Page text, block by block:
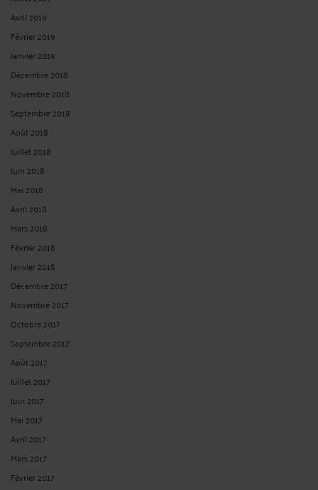
Avril 2019
Février 2019
Janvier 2019
Décembre 2018
Novembre 2018
Septembre 2018
Août 2018
Juillet 2018
Juin 2018
Mai 2018
Avril 2018
Mars 2018
Février 2018
Janvier 2018
Décembre 2017
Novembre 2017
Octobre 2017
Septembre 2017
Août 2017
Juillet 2017
Juin 2017
Mai 2017
Avril 2017
Mars 2017
Février 2017